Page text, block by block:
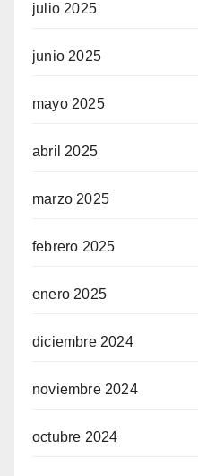
julio 2025
junio 2025
mayo 2025
abril 2025
marzo 2025
febrero 2025
enero 2025
diciembre 2024
noviembre 2024
octubre 2024